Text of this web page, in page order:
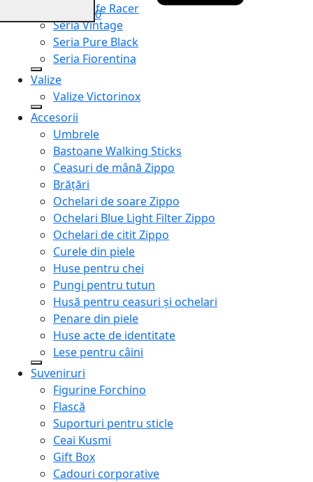
Seria Cafe Racer
Seria Vintage
Seria Pure Black
Seria Fiorentina
Valize
Valize Victorinox
Accesorii
Umbrele
Bastoane Walking Sticks
Ceasuri de mână Zippo
Brățări
Ochelari de soare Zippo
Ochelari Blue Light Filter Zippo
Ochelari de citit Zippo
Curele din piele
Huse pentru chei
Pungi pentru tutun
Husă pentru ceasuri și ochelari
Penare din piele
Huse acte de identitate
Lese pentru câini
Suveniruri
Figurine Forchino
Flască
Suporturi pentru sticle
Ceai Kusmi
Gift Box
Cadouri corporative
0